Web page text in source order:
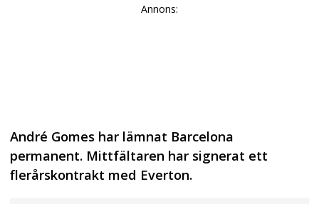
Annons:
André Gomes har lämnat Barcelona
permanent. Mittfältaren har signerat ett
flerårskontrakt med Everton.